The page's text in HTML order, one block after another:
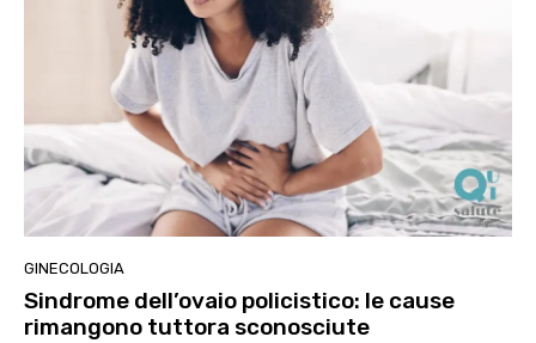
GINECOLOGIA
Sindrome dell’ovaio policistico: le cause
rimangono tuttora sconosciute